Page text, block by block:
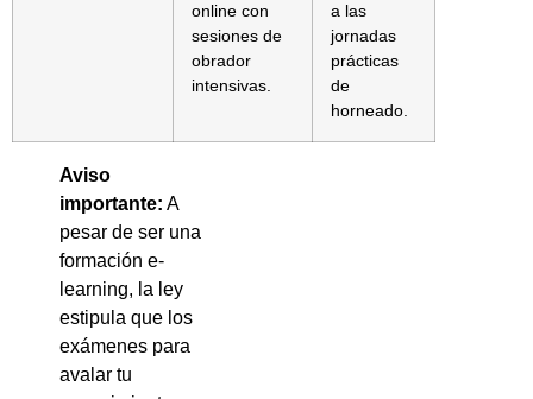
online con
sesiones de
obrador
intensivas.
a las
jornadas
prácticas
de
horneado.
Aviso
importante: A
pesar de ser una
formación e-
learning, la ley
estipula que los
exámenes para
avalar tu